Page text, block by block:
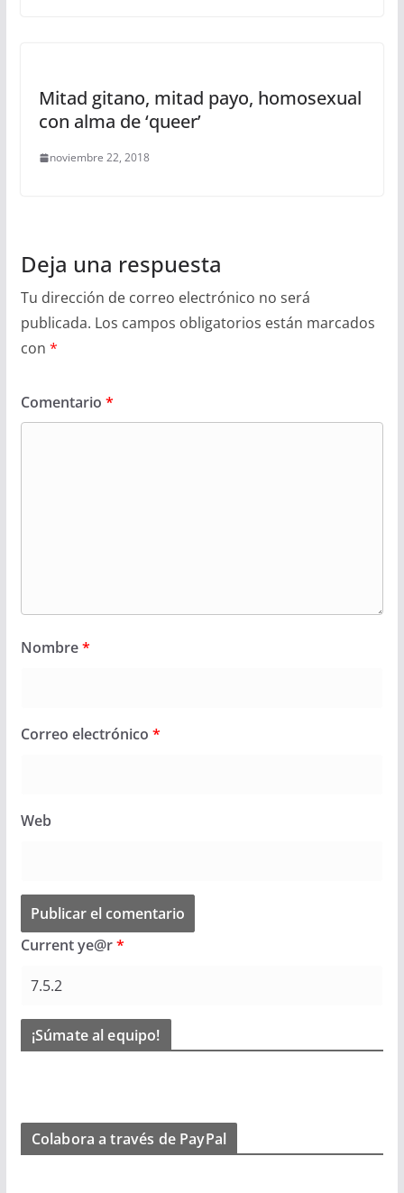
Mitad gitano, mitad payo, homosexual
con alma de ‘queer’
noviembre 22, 2018
Deja una respuesta
Tu dirección de correo electrónico no será
publicada. Los campos obligatorios están marcados
con *
Comentario *
Nombre*
Correo electrónico *
Web
Current ye@r*
¡Súmate al equipo!
Colabora a través de PayPal